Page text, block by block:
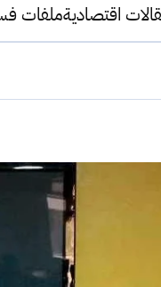
اقتصاديةملفات